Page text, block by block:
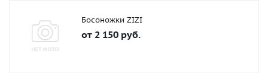
Босоножки ZIZI
от 2 150 руб.